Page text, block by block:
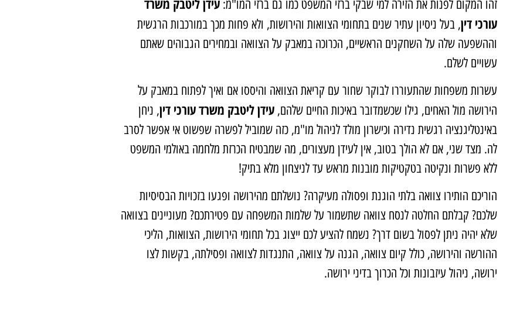
זהו המקום לפנות את הזירה למי שבקי ברזי המשפט כמו גם ברזי המו"מ:
עורכי דין, בעל ניסיון עתיר שנים בתחומי הצוואות והירושות, ולא פחות מכך במורכבות הרגשית
וההשפעה שלה על השחקנים הראשיים, הכרוכה במאבק על הצוואה ובמחירים הגבוהים שאתם
עשויים לשלם.
עשרות משפחות שהתעוררו לבוקר שחור עם קריאת הצוואה והיססו אם ואיך לפתוח במאבק על
הירושה מול האחים, גילו שכשמדובר באיכות החיים שלהם, עידן ליטבק משרד עורכי דין, ניחן
באינטליגנציה רגשית נדירה וכישרון מולד לניהול מו"מ, כזה שמוביל לפשרה שפשוט אי אפשר לסרב
לה. מצד שני, אם לא הולך בטוב, אין לעידן מעצורים, מה שמבטיח הכרזת מלחמה באולמי המשפט
ללא פשרות ונקיטה בטקטיקות מובנות מראש עד לניצחון מלא בתיק!
הוריכם הותירו צוואה בלתי הוגנת ופסולה מעיקרה? נושלתם מהירושה ופגעו בזכויות הבסיסיות
שלכם? קבלתם החלטה לנסח צוואה שתשמור על שלמות המשפחה עם פטירתכם? מעוניינים בצוואה
שלא יהיה ניתן לפסול בשום דרך? נשמח להציע לכם ייצוג בכל תחומי הירושות, הצוואות, הליכי
ההורשה והירושה, כולל קיום צוואה, הגנה על צוואה, התנגדות לצוואה ופסילתה, בקשות לצו
ירושה, ניהול עיזבונות וכל הכרוך בדיני ירושה.